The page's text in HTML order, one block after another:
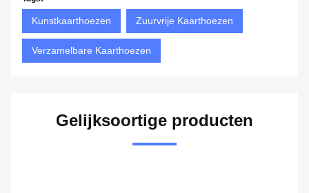
Kunstkaarthoezen Zuurvrije Kaarthoezen
Verzamelbare Kaarthoezen
Gelijksoortige producten